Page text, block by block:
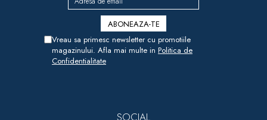
Vreau sa primesc newsletter cu promotiile
magazinului. Afla mai multe in Politica de
Confidentialitate
SOCIAL